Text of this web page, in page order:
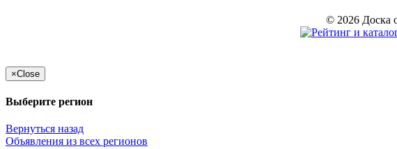
© 2026 Доска
×Close
Выберите регион
Вернуться назад
Объявления из всех регионов